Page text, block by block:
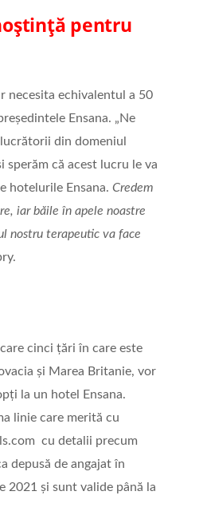
pentru
necesita echivalentul a 50
Ensana. „Ne
din domeniul
că acest lucru le va
hotelurile Ensana. Credem
iar băile în apele noastre
nostru terapeutic va face
cinci țări în care este
și Marea Britanie, vor
la un hotel Ensana.
linie care merită cu
cu detalii precum
depusă de angajat în
2021 și sunt valide până la